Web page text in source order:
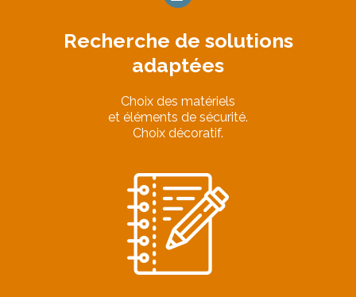
Recherche de solutions
adaptées
Choix des matériels
et éléments de sécurité.
Choix décoratif.